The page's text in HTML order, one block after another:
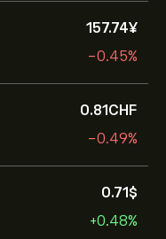
157.74‎¥‎
-0.45%
0.81‎CHF‎
-0.49%
0.71‎$‎
+0.48%